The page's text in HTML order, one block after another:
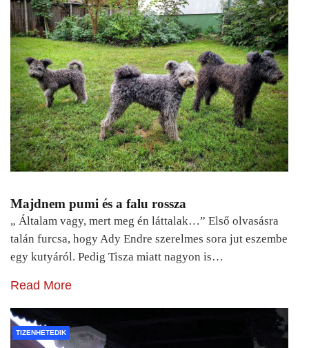
Majdnem pumi és a falu rossza
„ Általam vagy, mert meg én láttalak…” Első olvasásra
talán furcsa, hogy Ady Endre szerelmes sora jut eszembe
egy kutyáról. Pedig Tisza miatt nagyon is…
Read More
TIZENHETEDIK